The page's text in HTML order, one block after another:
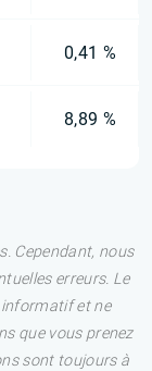
0,41 %
8,89 %
Cependant, nous
erreurs. Le
et ne
que vous prenez
sont toujours à